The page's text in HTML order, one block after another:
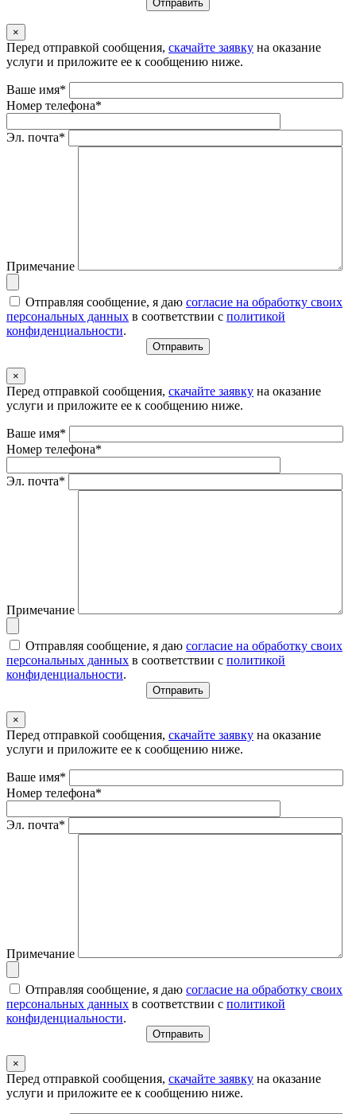
×
Перед отправкой сообщения, скачайте заявку на оказание
услуги и приложите ее к сообщению ниже.
Ваше имя*
Номер телефона*
Эл. почта*
Примечание
Отправляя сообщение, я даю согласие на обработку своих
персональных данных в соответствии с политикой
конфиденциальности.
×
Перед отправкой сообщения, скачайте заявку на оказание
услуги и приложите ее к сообщению ниже.
Ваше имя*
Номер телефона*
Эл. почта*
Примечание
Отправляя сообщение, я даю согласие на обработку своих
персональных данных в соответствии с политикой
конфиденциальности.
×
Перед отправкой сообщения, скачайте заявку на оказание
услуги и приложите ее к сообщению ниже.
Ваше имя*
Номер телефона*
Эл. почта*
Примечание
Отправляя сообщение, я даю согласие на обработку своих
персональных данных в соответствии с политикой
конфиденциальности.
×
Перед отправкой сообщения, скачайте заявку на оказание
услуги и приложите ее к сообщению ниже.